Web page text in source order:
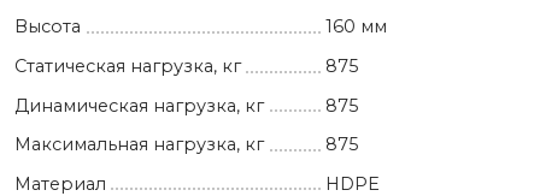
Высота
160 мм
Статическая нагрузка, кг
875
Динамическая нагрузка, кг
875
Максимальная нагрузка, кг
875
Материал
HDPE